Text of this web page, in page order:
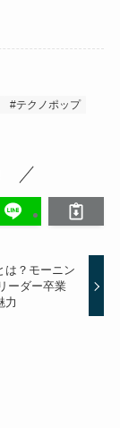
#テクノポップ
は？モーニン
ーダー卒業
力